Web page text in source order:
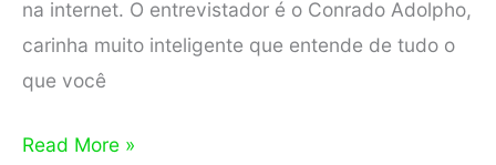
na internet. O entrevistador é o Conrado Adolpho,
carinha muito inteligente que entende de tudo o
que você
Jonathan
Read More »